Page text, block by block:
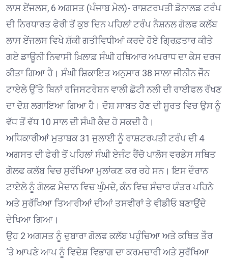
ਲਾਸ ਏਂਜਲਸ, 6 ਅਗਸਤ (ਪੰਜਾਬ ਮੇਲ)- ਰਾਸ਼ਟਰਪਤੀ ਡੋਨਾਲਡ ਟਰੰਪ
ਦੀ ਨਿਰਧਾਰਤ ਫੇਰੀ ਤੋਂ ਕੁਝ ਦਿਨ ਪਹਿਲਾਂ ਟਰੰਪ ਨੈਸ਼ਨਲ ਗੋਲਫ ਕਲੱਬ
ਲਾਸ ਏਂਜਲਸ ਵਿਖੇ ਸ਼ੱਕੀ ਗਤੀਵਿਧੀਆਂ ਕਰਦੇ ਹੋਏ ਗ੍ਰਿਫ਼ਤਾਰ ਕੀਤੇ
ਗਏ ਡਾਊਨੀ ਨਿਵਾਸੀ ਖ਼ਿਲਾਫ਼ ਸੰਘੀ ਹਥਿਆਰ ਅਪਰਾਧ ਦਾ ਕੇਸ ਦਰਜ
ਕੀਤਾ ਗਿਆ ਹੈ। ਸੰਘੀ ਸ਼ਿਕਾਇਤ ਅਨੁਸਾਰ 38 ਸਾਲਾ ਜੀਨੀਨ ਜੌਨ
ਟਾਏਲੇ ਉੱਤੇ ਬਿਨਾਂ ਰਜਿਸਟਰੇਸ਼ਨ ਵਾਲੀ ਛੋਟੀ ਨਲੀ ਦੀ ਰਾਈਫਲ ਰੱਖਣ
ਦਾ ਦੋਸ਼ ਲਗਾਇਆ ਗਿਆ ਹੈ। ਦੋਸ਼ ਸਾਬਤ ਹੋਣ ਦੀ ਸੂਰਤ ਵਿਚ ਉਸ ਨੂੰ
ਵੱਧ ਤੋਂ ਵੱਧ 10 ਸਾਲ ਦੀ ਸੰਘੀ ਕੈਦ ਹੋ ਸਕਦੀ ਹੈ।
ਅਧਿਕਾਰੀਆਂ ਮੁਤਾਬਕ 31 ਜੁਲਾਈ ਨੂੰ ਰਾਸ਼ਟਰਪਤੀ ਟਰੰਪ ਦੀ 4
ਅਗਸਤ ਦੀ ਫੇਰੀ ਤੋਂ ਪਹਿਲਾਂ ਸੰਘੀ ਏਜੰਟ ਰੈਂਚੋ ਪਾਲੋਸ ਵਰਡੇਸ ਸਥਿਤ
ਗੋਲਫ ਕਲੱਬ ਵਿਚ ਸੁਰੱਖਿਆ ਮੁਲਾਂਕਣ ਕਰ ਰਹੇ ਸਨ। ਇਸ ਦੌਰਾਨ
ਟਾਏਲੇ ਨੂੰ ਗੋਲਫ ਮੈਦਾਨ ਵਿਚ ਘੁੰਮਦੇ, ਕੰਨ ਵਿਚ ਸੰਚਾਰ ਯੰਤਰ ਪਹਿਨੇ
ਅਤੇ ਸੁਰੱਖਿਆ ਤਿਆਰੀਆਂ ਦੀਆਂ ਤਸਵੀਰਾਂ ਤੇ ਵੀਡੀਓ ਬਣਾਉਂਦੇ
ਦੇਖਿਆ ਗਿਆ।
ਉਹ 2 ਅਗਸਤ ਨੂੰ ਦੁਬਾਰਾ ਗੋਲਫ ਕਲੱਬ ਪਹੁੰਚਿਆ ਅਤੇ ਕਥਿਤ ਤੌਰ
‘ਤੇ ਆਪਣੇ ਆਪ ਨੂੰ ਵਿਦੇਸ਼ ਵਿਭਾਗ ਦਾ ਕਰਮਚਾਰੀ ਅਤੇ ਸੁਰੱਖਿਆ